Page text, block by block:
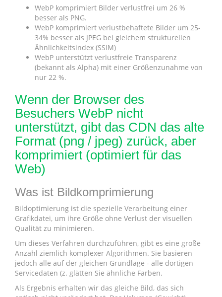
WebP komprimiert Bilder verlustfrei um 26 %
besser als PNG.
WebP komprimiert verlustbehaftete Bilder um 25-
34% besser als JPEG bei gleichem strukturellen
Ähnlichkeitsindex (SSIM)
WebP unterstützt verlustfreie Transparenz
(bekannt als Alpha) mit einer Größenzunahme von
nur 22 %.
Wenn der Browser des
Besuchers WebP nicht
unterstützt, gibt das CDN das alte
Format (png / jpeg) zurück, aber
komprimiert (optimiert für das
Web)
Was ist Bildkomprimierung
Bildoptimierung ist die spezielle Verarbeitung einer
Grafikdatei, um ihre Größe ohne Verlust der visuellen
Qualität zu minimieren.
Um dieses Verfahren durchzuführen, gibt es eine große
Anzahl ziemlich komplexer Algorithmen. Sie basieren
jedoch alle auf der gleichen Grundlage - alle dortigen
Servicedaten (z. glätten Sie ähnliche Farben.
Als Ergebnis erhalten wir das gleiche Bild, das sich